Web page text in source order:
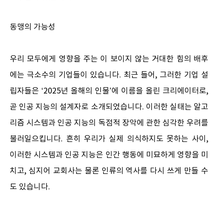
동맹의 가능성
우리 모두에게 영향을 주는 이 보이지 않는 거대한 힘의 배후
에는 극소수의 기업들이 있습니다. 최근 들어, 그러한 기업 설
립자들은 ‘2025년 올해의 인물’에 이름을 올린 크리에이터로,
곧 인공 지능의 설계자로 소개되었습니다. 이러한 실태는 알고
리즘 시스템과 인공 지능의 독점적 장악에 관한 심각한 우려를
불러일으킵니다. 흔히 우리가 실제 의식하지도 못하는 사이,
이러한 시스템과 인공 지능은 인간 행동에 미묘하게 영향을 미
치고, 심지어 교회사는 물론 인류의 역사를 다시 쓰게 만들 수
도 있습니다.